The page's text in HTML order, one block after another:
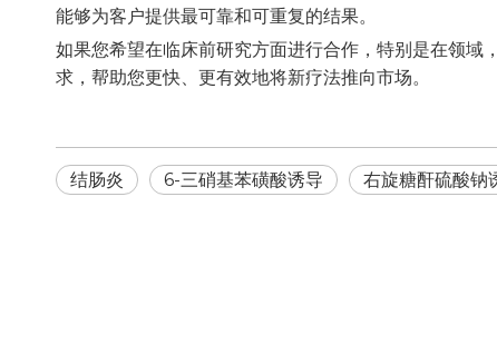
能够为客户提供最可靠和可重复的结果。
如果您希望在临床前研究方面进行合作，特别是在领域
求，帮助您更快、更有效地将新疗法推向市场。
结肠炎 6-三硝基苯磺酸诱导 右旋糖酐硫酸钠